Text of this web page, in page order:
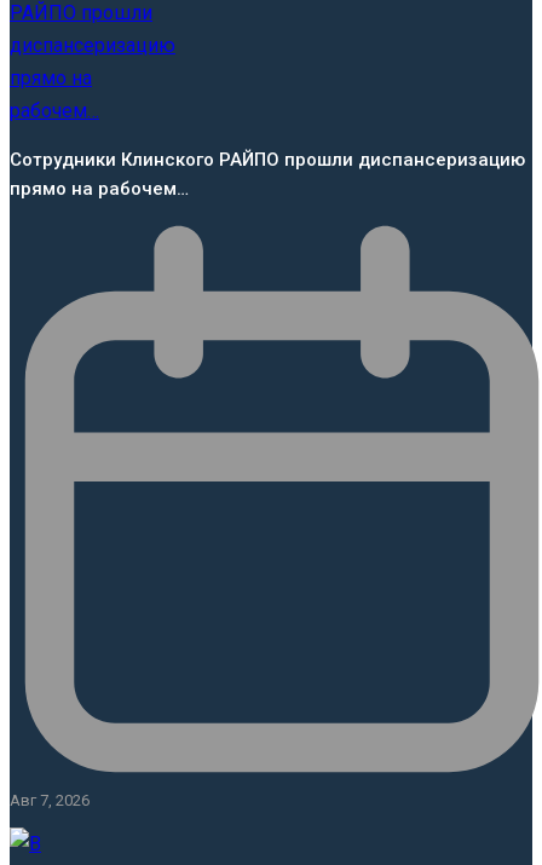
Сотрудники Клинского РАЙПО прошли диспансеризацию
прямо на рабочем…
Авг 7, 2026